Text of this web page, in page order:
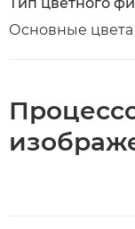
Основные цвета